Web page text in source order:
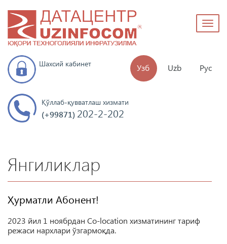
Узб Uzb Рус
Шахсий кабинет
Қўллаб-қувватлаш хизмати
(+99871) 202-2-202
Янгиликлар
Ҳурматли Абонент!
2023 йил 1 ноябрдан Co-location хизматининг тариф
режаси нархлари ўзгармоқда.